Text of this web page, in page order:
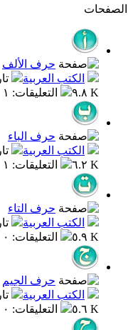
الصفحات
حرف الألف
الكتب العربية
٩.٨ K
التعليقات: ١
حرف الباء
الكتب العربية
٦.٢ K
التعليقات: ١
حرف التاء
الكتب العربية
٥.٩ K
التعليقات: ٠
حرف الجيم
الكتب العربية
٥.٦ K
التعليقات: ٠